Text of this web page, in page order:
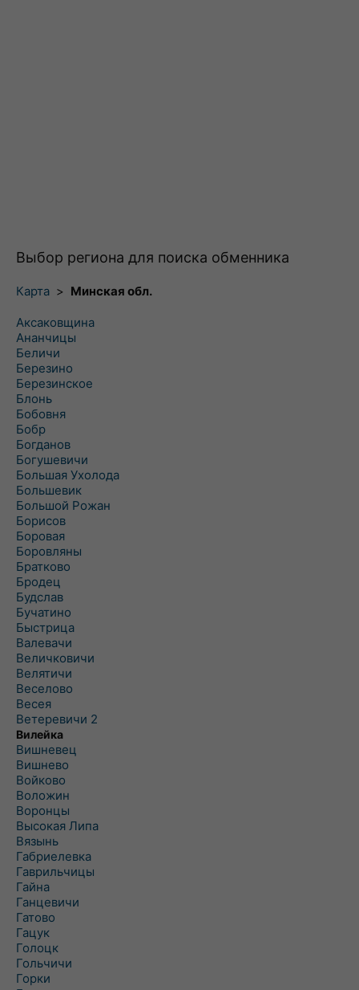
Выбор региона для поиска обменника
Карта > Минская обл.
Аксаковщина
Ананчицы
Беличи
Березино
Березинское
Блонь
Бобовня
Бобр
Богданов
Богушевичи
Большая Ухолода
Большевик
Большой Рожан
Борисов
Боровая
Боровляны
Братково
Бродец
Будслав
Бучатино
Быстрица
Валевачи
Величковичи
Велятичи
Веселово
Весея
Ветеревичи 2
Вилейка
Вишневец
Вишнево
Войково
Воложин
Воронцы
Высокая Липа
Вязынь
Габриелевка
Гаврильчицы
Гайна
Ганцевичи
Гатово
Гацук
Голоцк
Гольчичи
Горки